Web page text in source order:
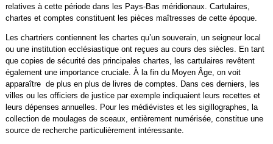
relatives à cette période dans les Pays-Bas méridionaux. Cartulaires,
chartes et comptes constituent les pièces maîtresses de cette époque.
Les chartriers contiennent les chartes qu’un souverain, un seigneur local
ou une institution ecclésiastique ont reçues au cours des siècles. En tant
que copies de sécurité des principales chartes, les cartulaires revêtent
également une importance cruciale. À la fin du Moyen Âge, on voit
apparaître de plus en plus de livres de comptes. Dans ces derniers, les
villes ou les officiers de justice par exemple indiquaient leurs recettes et
leurs dépenses annuelles. Pour les médiévistes et les sigillographes, la
collection de moulages de sceaux, entièrement numérisée, constitue une
source de recherche particulièrement intéressante.